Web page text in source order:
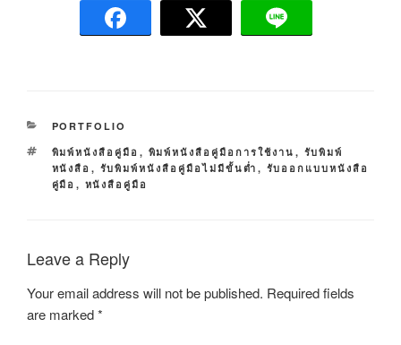
C
T
E
G
E
PORTFOLIO
T
A
G
พิมพ์หนังสือคู่มือ , พิมพ์หนังสือคู่มือการใช้งาน , รับพิมพ์
หนังสือ , รับพิมพ์หนังสือคู่มือไม่มีขั้นต่ำ , รับออกแบบหนังสือ
คู่มือ , หนังสือคู่มือ
Leave a Reply
Your email address will not be published. Required fields
are marked*